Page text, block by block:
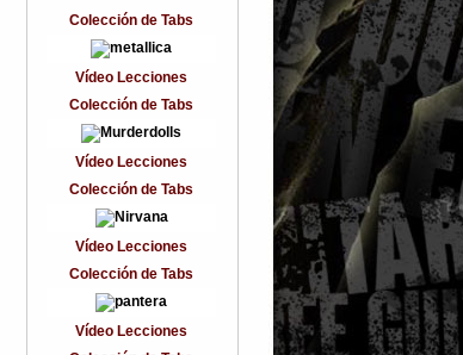
Colección de Tabs
Vídeo Lecciones
Colección de Tabs
Vídeo Lecciones
Colección de Tabs
Vídeo Lecciones
Colección de Tabs
Vídeo Lecciones